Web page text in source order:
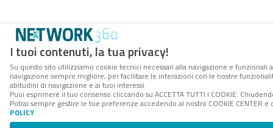
I tuoi contenuti, la tua privacy!
Su questo sito utilizziamo cookie tecnici necessari alla navigazione e
navigazione sempre migliore, per facilitare le interazioni con le nostre
abitudini di navigazione e ai tuoi interessi.
Puoi esprimere il tuo consenso cliccando su ACCETTA TUTTI I COOKIE.
Potrai sempre gestire le tue preferenze accedendo al nostro COOKIE
POLICY.